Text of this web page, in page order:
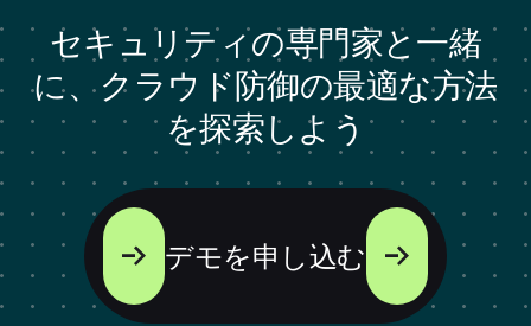
セキュリティの専門家と一緒
に、クラウド防御の最適な方法
を探索しよう
デモを申し込む